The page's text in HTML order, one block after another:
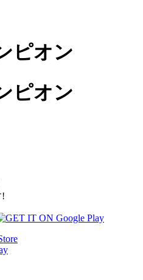
ピオン
ピオン
!